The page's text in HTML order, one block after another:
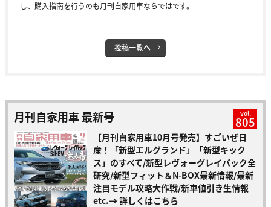
し、購入指南を行うのも月刊自家用車ならではです。
投稿一覧へ
月刊自家用車 最新号 vol.
805
【月刊自家用車10月号発売】すごいぜ日
産！「新型エルグランド」「新型キック
ス」のすべて/新型レヴォーグレイバック全
研究/新型フィット＆N-BOX最新情報/最新
注目モデル攻略大作戦/新車値引き生情報
etc.→ 詳しくはこちら